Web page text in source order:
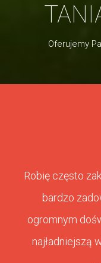
Oferujemy
Robię często
bardzo
ogromnym
najładniejszą